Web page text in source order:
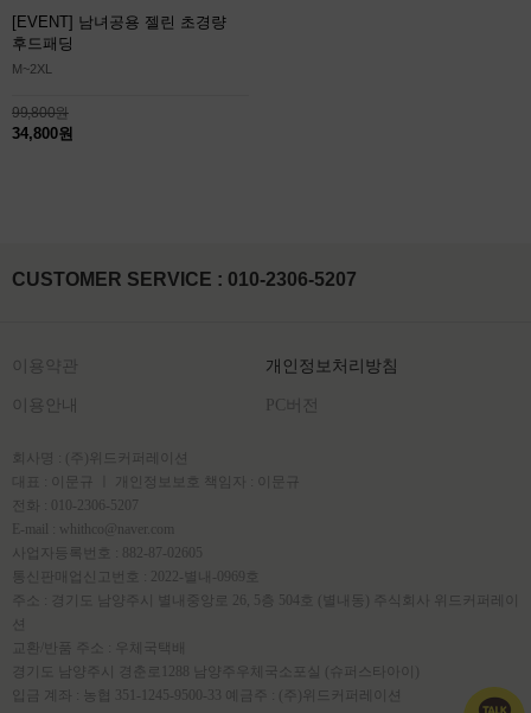
[EVENT] 남녀공용 젤린 초경량
후드패딩
M~2XL
99,800원
34,800원
CUSTOMER SERVICE : 010-2306-5207
이용약관 개인정보처리방침
이용안내 PC버전
회사명 : (주)위드커퍼레이션
대표 : 이문규 ㅣ 개인정보보호 책임자 : 이문규
전화 : 010-2306-5207
E-mail : whithco@naver.com
사업자등록번호 : 882-87-02605
통신판매업신고번호 : 2022-별내-0969호
주소 : 경기도 남양주시 별내중앙로 26, 5층 504호 (별내동) 주식회사 위드커퍼레이
션
교환/반품 주소 : 우체국택배
경기도 남양주시 경춘로1288 남양주우체국소포실 (슈퍼스타아이)
입금 계좌 : 농협 351-1245-9500-33 예금주 : (주)위드커퍼레이션